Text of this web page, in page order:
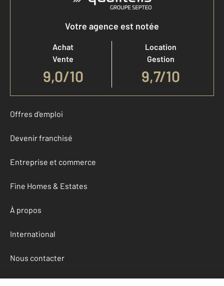
Votre agence est notée
Achat
Vente
9,0/10
Location
Gestion
9,7/10
Offres d'emploi
Devenir franchisé
Entreprise et commerce
Fine Homes & Estates
À propos
International
Nous contacter